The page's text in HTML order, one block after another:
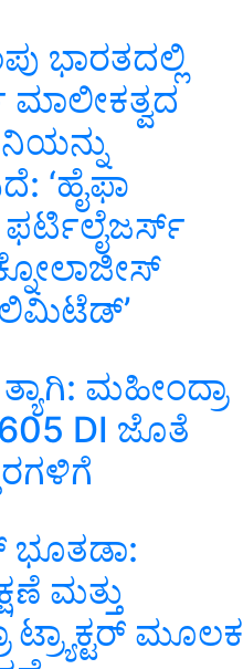
ಭಾರತದಲ್ಲಿ
‘ಹೈಫಾ
ಲಿಮಿಟೆಡ್’
ಮಹೀಂದ್ರಾ
DI ಜೊತೆ
ಮತ್ತು
ಟ್ರ್ಯಾಕ್ಟರ್ ಮೂಲಕ